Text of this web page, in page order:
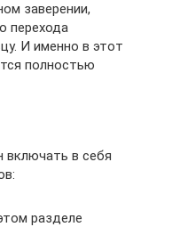
заверении,
перехода
И именно в этот
полностью
включать в себя
разделе